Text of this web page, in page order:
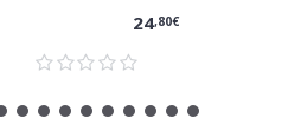
24,80€